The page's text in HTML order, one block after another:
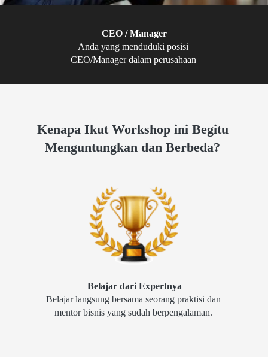
CEO / Manager
Anda yang menduduki posisi
CEO/Manager dalam perusahaan
Kenapa Ikut Workshop ini Begitu
Menguntungkan dan Berbeda?
Belajar dari Expertnya
Belajar langsung bersama seorang praktisi dan
mentor bisnis yang sudah berpengalaman.